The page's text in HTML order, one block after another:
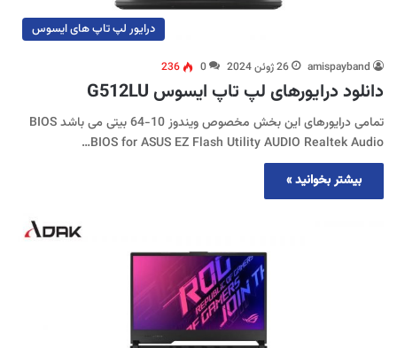
درایور لپ تاپ های ایسوس
amispayband 26 ژوئن 2024 0
236
دانلود درایورهای لپ تاپ ایسوس G512LU
تمامی درایورهای این بخش مخصوص ویندوز 10-64 بیتی می باشد BIOS
BIOS for ASUS EZ Flash Utility AUDIO Realtek Audio…
بیشتر بخوانید »